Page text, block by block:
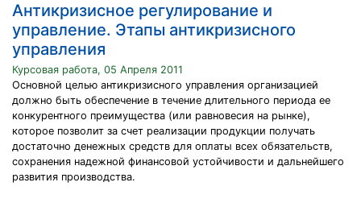
Антикризисное регулирование и
управление. Этапы антикризисного
управления
Курсовая работа, 05 Апреля 2011
Основной целью антикризисного управления организацией
должно быть обеспечение в течение длительного периода ее
конкурентного преимущества (или равновесия на рынке),
которое позволит за счет реализации продукции получать
достаточно денежных средств для оплаты всех обязательств,
сохранения надежной финансовой устойчивости и дальнейшего
развития производства.